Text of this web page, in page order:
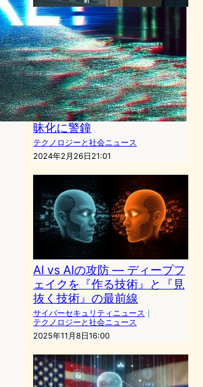
AI技術進化、政治ディープフ
ェイクの増加が民主主義に警
鐘
AI（人工知能）ニュース
2024年2月26日21:01
AI技術進化が招く政治ディー
プフェイクの増加、真実の曖
昧化に警鐘
テクノロジーと社会ニュース
2024年2月26日21:01
AI vs AIの攻防 ― ディープフ
ェイクを『作る技術』と『見
抜く技術』の最前線
サイバーセキュリティニュース ｜
テクノロジーと社会ニュース
2025年11月8日16:00